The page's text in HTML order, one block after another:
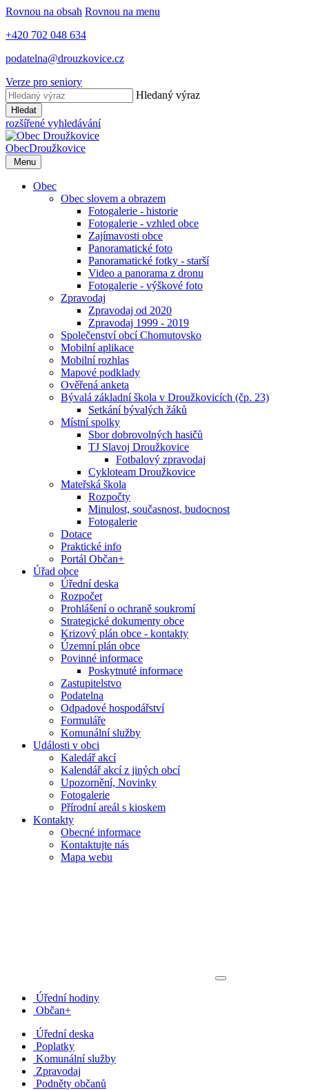
Rovnou na obsah Rovnou na menu
+420 702 048 634
podatelna@drouzkovice.cz
Verze pro seniory
Hledaný výraz
Hledat
rozšířené vyhledávání
ObecDroužkovice
Menu
Obec
Obec slovem a obrazem
Fotogalerie - historie
Fotogalerie - vzhled obce
Zajímavosti obce
Panoramatické foto
Panoramatické fotky - starší
Video a panorama z dronu
Fotogalerie - výškové foto
Zpravodaj
Zpravodaj od 2020
Zpravodaj 1999 - 2019
Společenství obcí Chomutovsko
Mobilní aplikace
Mobilní rozhlas
Mapové podklady
Ověřená anketa
Bývalá základní škola v Droužkovicích (čp. 23)
Setkání bývalých žáků
Místní spolky
Sbor dobrovolných hasičů
TJ Slavoj Droužkovice
Fotbalový zpravodaj
Cykloteam Droužkovice
Mateřská škola
Rozpočty
Minulost, současnost, budocnost
Fotogalerie
Dotace
Praktické info
Portál Občan+
Úřad obce
Úřední deska
Rozpočet
Prohlášení o ochraně soukromí
Strategické dokumenty obce
Krizový plán obce - kontakty
Územní plán obce
Povinné informace
Poskytnuté informace
Zastupitelstvo
Podatelna
Odpadové hospodářství
Formuláře
Komunální služby
Události v obci
Kaledář akcí
Kalendář akcí z jiných obcí
Upozornění, Novinky
Fotogalerie
Přírodní areál s kioskem
Kontakty
Obecné informace
Kontaktujte nás
Mapa webu
Úřední hodiny
Občan+
Úřední deska
Poplatky
Komunální služby
Zpravodaj
Podněty občanů